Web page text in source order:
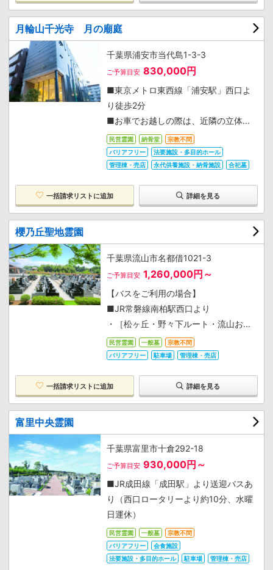
月輪山千光寺 月の廟庭
千葉県浦安市当代島1-3-3
ご予算目安 830,000円
■東京メトロ東西線「浦安駅」西口よ
り徒歩2分
■お車でお越しの際は、近隣の立体...
民営霊園 納骨堂
宗教不問
バリアフリー
法要施設・多目的ホール
管理棟・売店
永代供養施設・納骨施設 合祀墓
一括請求リストに追加 詳細を見る
櫻乃丘聖地霊園
千葉県流山市名都借1021-3
ご予算目安 1,260,000円～
【バスをご利用の場合】
■JR常磐線南柏駅西口より
・［松ヶ丘・野々下ルート・流山お...
民営霊園 一般墓
宗教不問
バリアフリー
駐車場 管理棟・売店
一括請求リストに追加 詳細を見る
富里中央霊園
千葉県富里市十倉292-18
ご予算目安 930,000円～
■JR成田線「成田駅」より送迎バスあ
り（西口ロータリーより約10分、水曜
日運休）
民営霊園 一般墓
宗教不問
バリアフリー
会食施設
法要施設・多目的ホール
駐車場 管理棟・売店